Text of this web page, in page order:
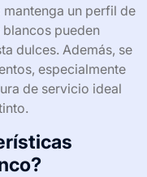
un perfil de
pueden
dulces. Además, se
especialmente
de servicio ideal